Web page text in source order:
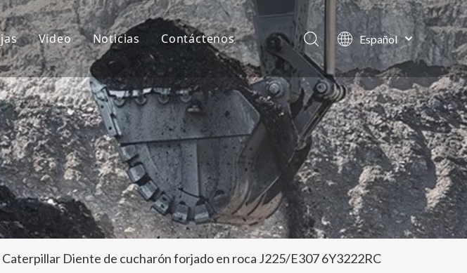
Video Noticias
Noticias de la compañía
Proyectos
Contáctenos
Español
English
العربية
Français
Pусский
Português
Caterpillar Diente de cucharón forjado en roca J225/E307 6Y3222RC